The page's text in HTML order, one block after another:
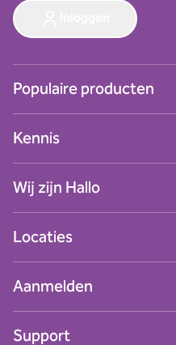
Populaire producten
Digitale werkplek
Cybersecurity
Zakelijk internet
Netwerken
Zakelijk mobiel
Zakelijke telefonie
Data & AI
Bedrijfsapplicaties
Kennis
Nieuws
Succesverhalen
Webinars
Podcasts
Whitepapers
Wij zijn Hallo
Over ons
Werken bij Hallo
Locaties
Hallo Alkmaar
Hallo Amersfoort
Hallo Amsterdam
Aanmelden
Support